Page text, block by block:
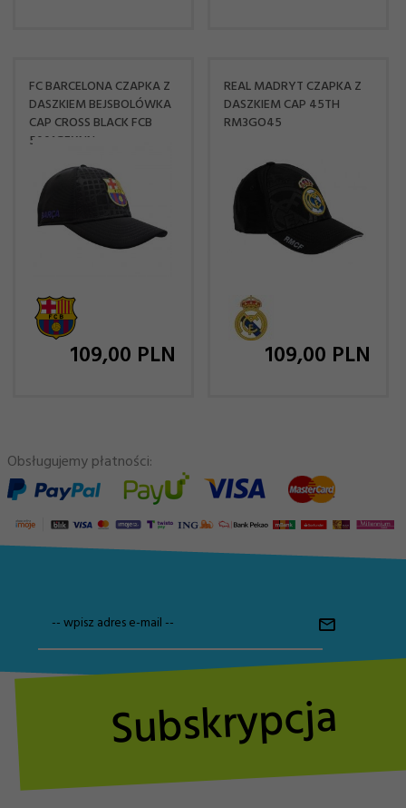
FC BARCELONA CZAPKA Z
DASZKIEM BEJSBOLÓWKA
CAP CROSS BLACK FCB
5001GEXNN
109,00 PLN
REAL MADRYT CZAPKA Z
DASZKIEM CAP 45TH
RM3GO45
109,00 PLN
Obsługujemy płatności:
-- wpisz adres e-mail --
Subskrypcja